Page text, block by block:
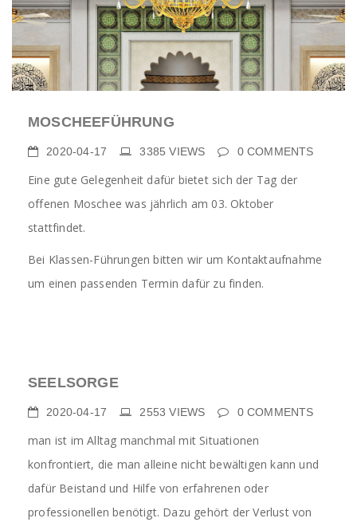
MOSCHEEFÜHRUNG
2020-04-17 3385VIEWS 0COMMENTS
Eine gute Gelegenheit dafür bietet sich der Tag der
offenen Moschee was jährlich am 03. Oktober
stattfindet.
Bei Klassen-Führungen bitten wir um Kontaktaufnahme
um einen passenden Termin dafür zu finden.
SEELSORGE
2020-04-17 2553VIEWS 0COMMENTS
man ist im Alltag manchmal mit Situationen
konfrontiert, die man alleine nicht bewältigen kann und
dafür Beistand und Hilfe von erfahrenen oder
professionellen benötigt. Dazu gehört der Verlust von